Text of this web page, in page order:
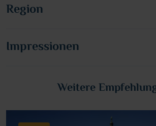
Region
Impressionen
Weitere